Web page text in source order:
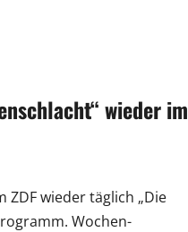
wieder im
ZDF wieder täglich „Die
Wochen-